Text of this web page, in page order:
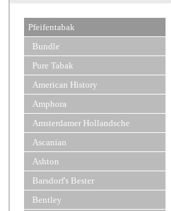
Pfeifentabak
Bundle
Pure Tabak
American History
Amphora
Amsterdamer Hollandsche
Ascanian
Ashton
Barsdorf's Bester
Bentley